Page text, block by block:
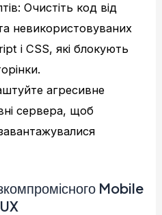
Очистіть код від
невикористовуваних
і CSS, які блокують
агресивне
сервера, щоб
Mobile
UX